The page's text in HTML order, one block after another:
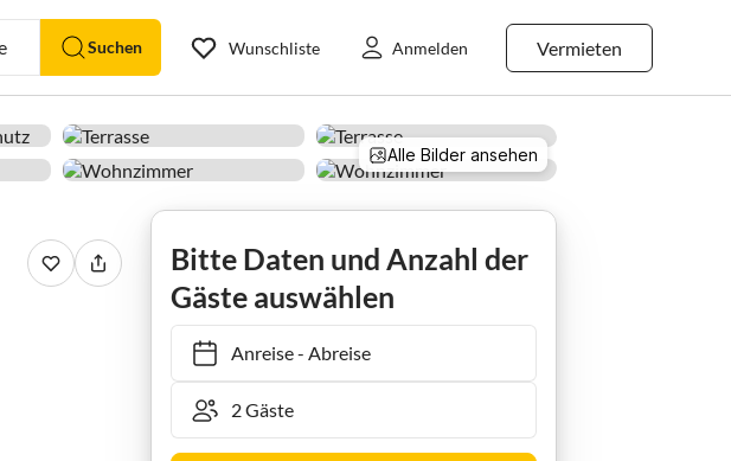
Suchen Vermieten
Wunschliste Anmelden
Alle Bilder ansehen
Bitte Daten und Anzahl der
Gäste auswählen
Anreise- Abreise